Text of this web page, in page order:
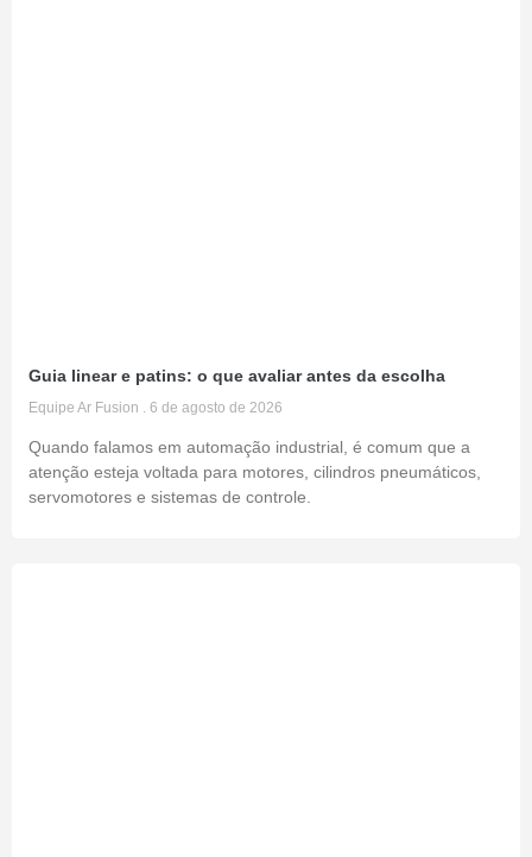
Guia linear e patins: o que avaliar antes da escolha
Equipe Ar Fusion 6 de agosto de 2026
Quando falamos em automação industrial, é comum que a
atenção esteja voltada para motores, cilindros pneumáticos,
servomotores e sistemas de controle.